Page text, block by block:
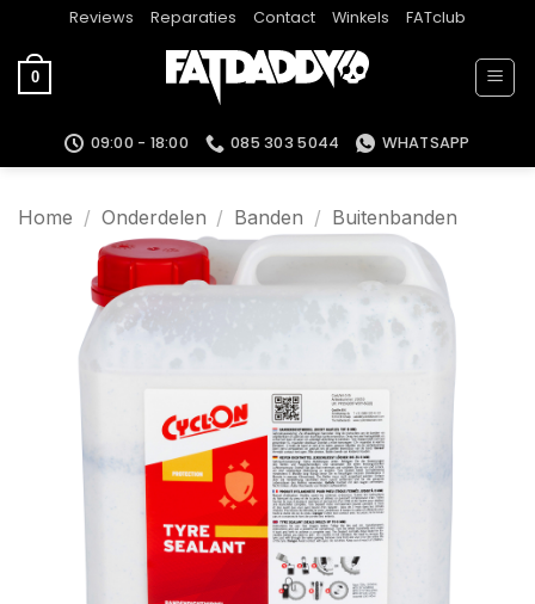
inhoud
Reviews Reparaties Contact Winkels FATclub
0
09:00 - 18:00 085 303 5044 WHATSAPP
Home / Onderdelen / Banden / Buitenbanden